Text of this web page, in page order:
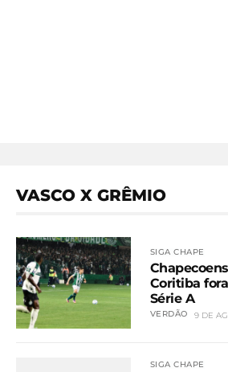
VASCO X GRÊMIO
SIGA CHAPE
Coritiba
Série A
VERDÃO 9 DE
SIGA CHAPE